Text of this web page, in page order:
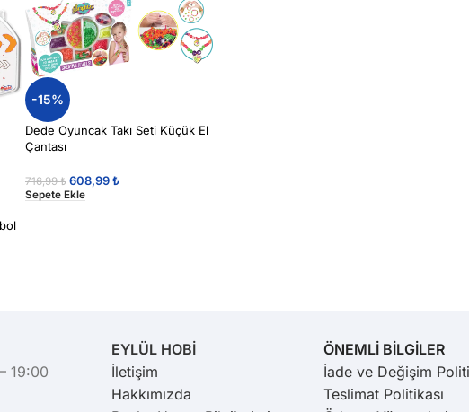
-15%
Dede Oyuncak Takı Seti Küçük El
Çantası
716,99₺ 608,99₺
Sepete Ekle
19:00
EYLÜL HOBİ
İletişim
Hakkımızda
ÖNEMLİ BİLGİLER
İade ve Değişim
Teslimat Politikası